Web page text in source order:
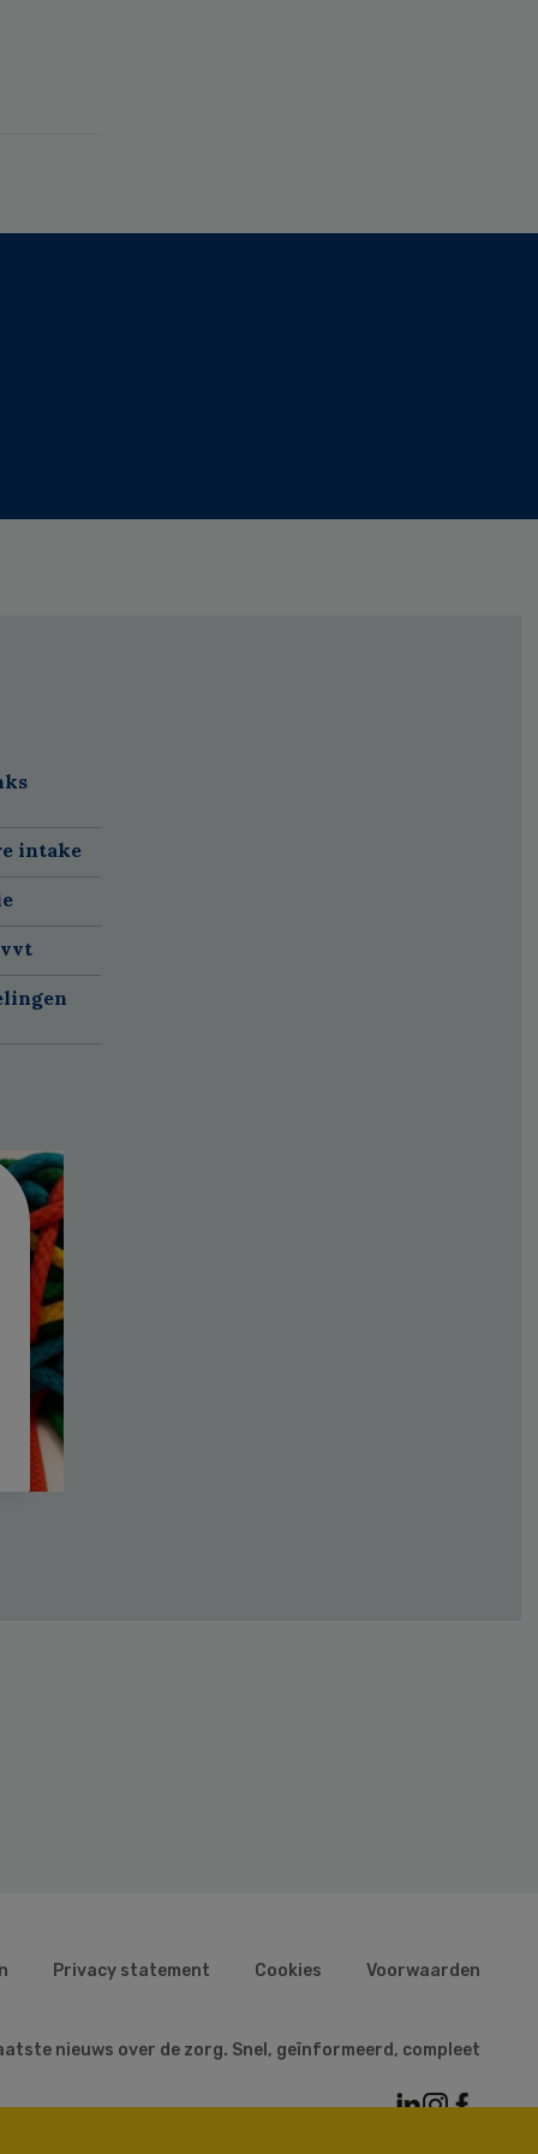
intake
vvt
Privacy statement Cookies Voorwaarden
nieuws over de zorg. Snel, geïnformeerd, compleet